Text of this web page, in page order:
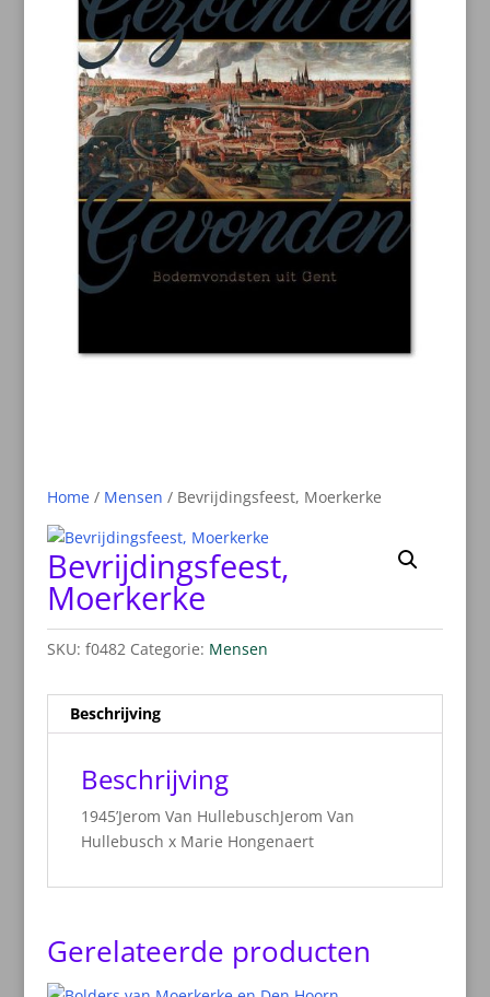
Home/ Mensen / Bevrijdingsfeest, Moerkerke
Bevrijdingsfeest,
Moerkerke
SKU: f0482 Categorie: Mensen
Beschrijving
Beschrijving
1945’Jerom Van HullebuschJerom Van
Hullebusch x Marie Hongenaert
Gerelateerde producten